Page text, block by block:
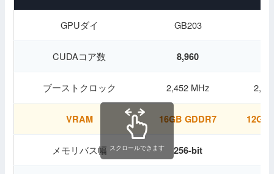
GPUダイ GB203
CUDAコア数 8,960
ブーストクロック 2,452 MHz
VRAM 16GB GDDR7 12GB
メモリバス幅 256-bit
スクロールできます